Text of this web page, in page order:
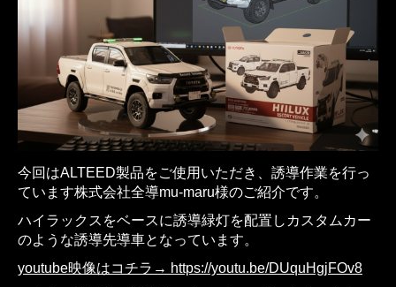
今回はALTEED製品をご使用いただき、誘導作業を行っ
ています株式会社全導mu-maru様のご紹介です。
ハイラックスをベースに誘導緑灯を配置しカスタムカー
のような誘導先導車となっています。
youtube映像はコチラ→ https://youtu.be/DUquHgjFOv8